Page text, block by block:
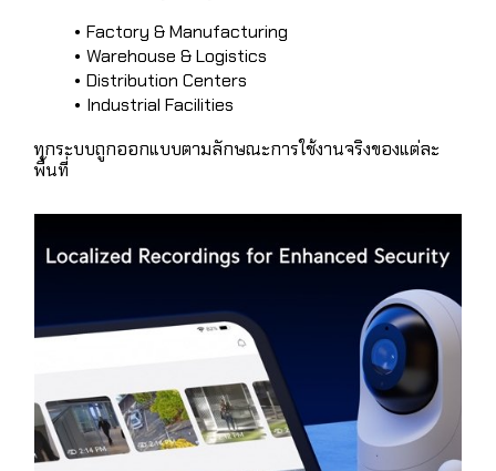
Factory & Manufacturing
Warehouse & Logistics
Distribution Centers
Industrial Facilities
ทุกระบบถูกออกแบบตามลักษณะการใช้งานจริงของแต่ละ
พื้นที่